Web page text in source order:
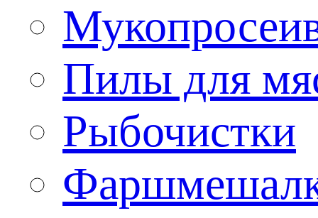
Пилы для
Рыбочистки